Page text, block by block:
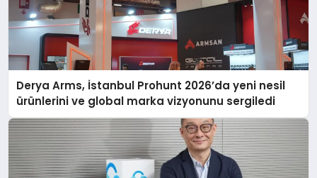
Derya Arms, İstanbul Prohunt 2026’da yeni nesil
ürünlerini ve global marka vizyonunu sergiledi